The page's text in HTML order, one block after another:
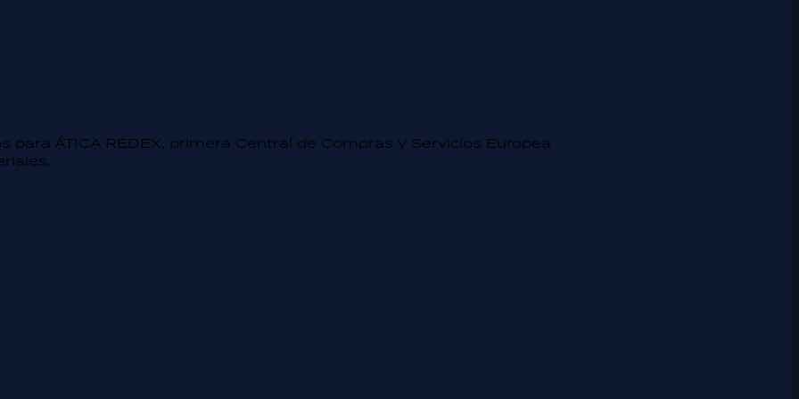
ÁTICA REDEX, primera Central de Compras y Servicios Europea